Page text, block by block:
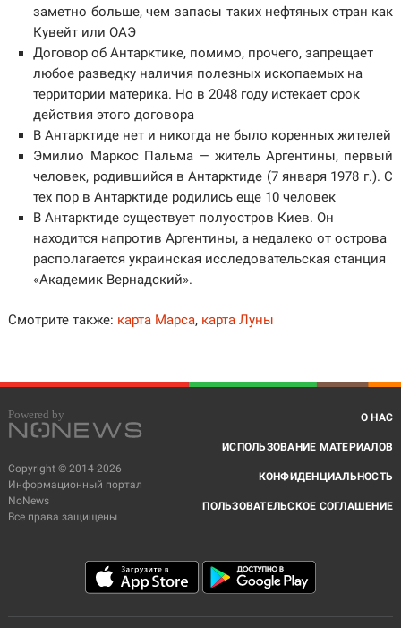
заметно больше, чем запасы таких нефтяных стран как
Кувейт или ОАЭ
Договор об Антарктике, помимо, прочего, запрещает
любое разведку наличия полезных ископаемых на
территории материка. Но в 2048 году истекает срок
действия этого договора
В Антарктиде нет и никогда не было коренных жителей
Эмилио Маркос Пальма — житель Аргентины, первый
человек, родившийся в Антарктиде (7 января 1978 г.). С
тех пор в Антарктиде родились еще 10 человек
В Антарктиде существует полуостров Киев. Он
находится напротив Аргентины, а недалеко от острова
располагается украинская исследовательская станция
«Академик Вернадский».
Смотрите также: карта Марса, карта Луны
Copyright © 2014-2026
Информационный портал
NoNews
Все права защищены
О НАС
ИСПОЛЬЗОВАНИЕ МАТЕРИАЛОВ
КОНФИДЕНЦИАЛЬНОСТЬ
ПОЛЬЗОВАТЕЛЬСКОЕ СОГЛАШЕНИЕ